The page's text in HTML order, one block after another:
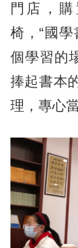
門店，
椅，“國
個學習的
捧起書本
理，專心